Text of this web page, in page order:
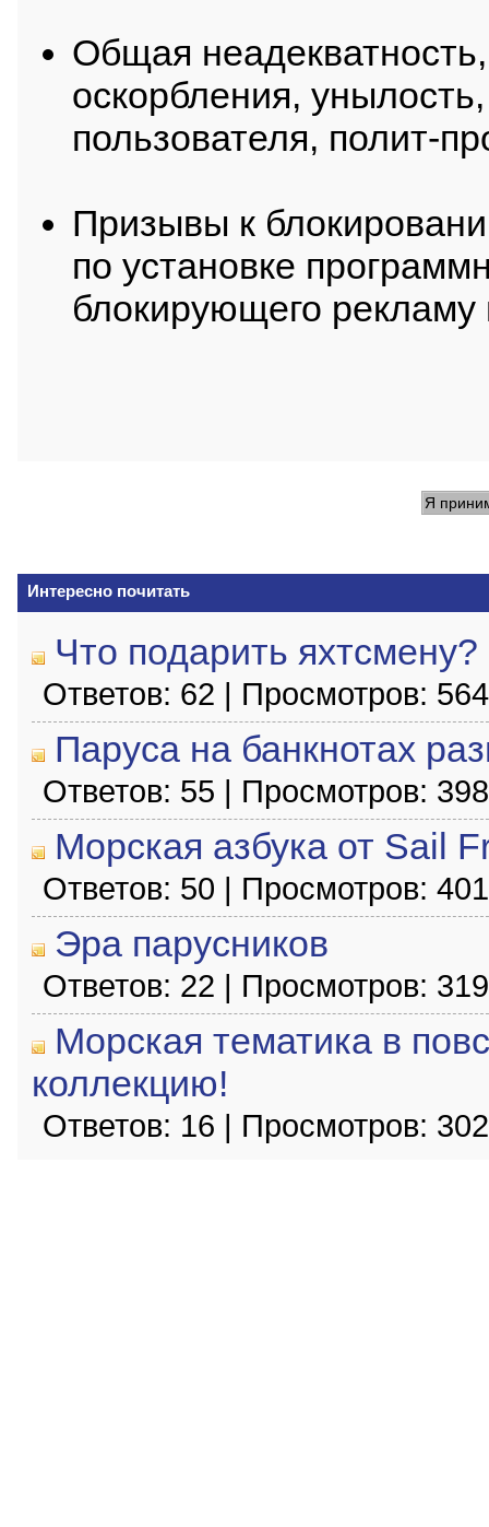
Общая
оскорбления,
пользователя, полит-
Призывы к
по установке
блокирующего рекламу
Интересно почитать
Что подарить яхтсмену?
Ответов: 62 | Просмотров:
Паруса на банкнотах
Ответов: 55 | Просмотров:
Морская азбука от Sail
Ответов: 50 | Просмотров:
Эра парусников
Ответов: 22 | Просмотров:
Морская тематика в
коллекцию!
Ответов: 16 | Просмотров: